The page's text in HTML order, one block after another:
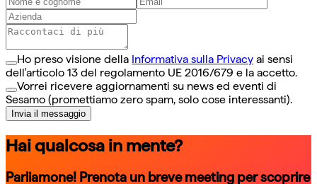
Ho preso visione della Informativa sulla Privacy ai sensi
dell'articolo 13 del regolamento UE 2016/679 e la accetto.
Vorrei ricevere aggiornamenti su news ed eventi di
Sesamo (promettiamo zero spam, solo cose interessanti).
Invia il messaggio
Hai qualcosa in mente?
Parliamone! Prenota un breve meeting per scoprire